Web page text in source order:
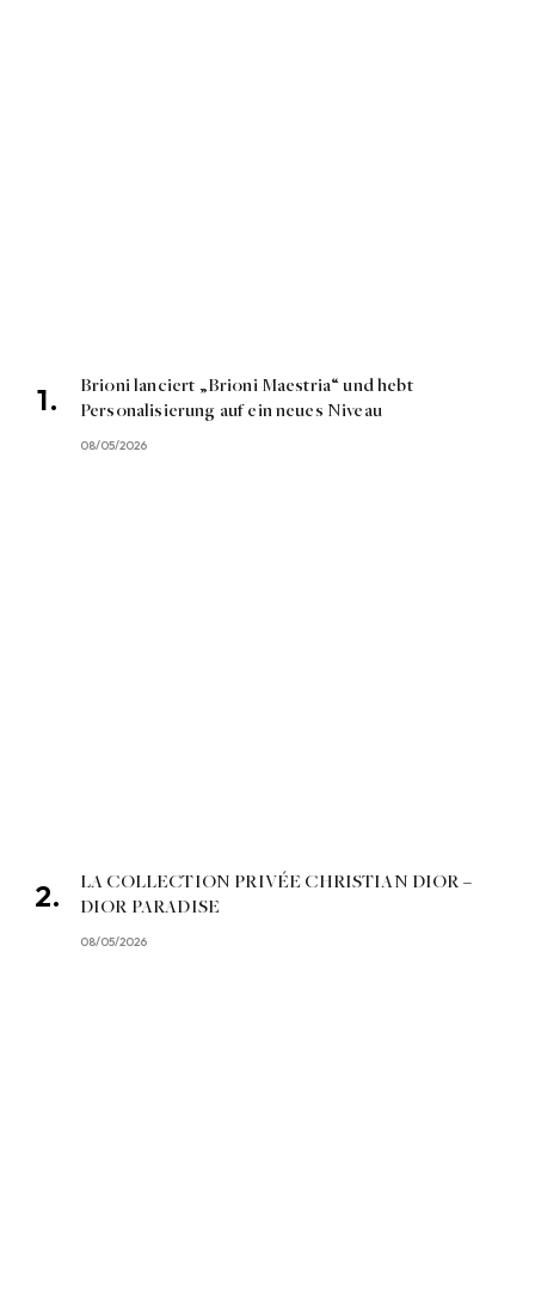
Brioni lanciert „Brioni Maestria“ und hebt
Personalisierung auf ein neues Niveau
08/05/2026
LA COLLECTION PRIVÉE CHRISTIAN DIOR –
DIOR PARADISE
08/05/2026